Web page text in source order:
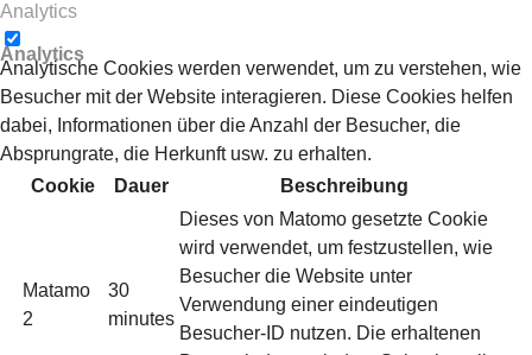
Analytics
Analytics
Analytische Cookies werden verwendet, um zu verstehen, wie
Besucher mit der Website interagieren. Diese Cookies helfen
dabei, Informationen über die Anzahl der Besucher, die
Absprungrate, die Herkunft usw. zu erhalten.
Cookie
Dauer Beschreibung
Matamo
2
30
minutes
Dieses von Matomo gesetzte Cookie
wird verwendet, um festzustellen, wie
Besucher die Website unter
Verwendung einer eindeutigen
Besucher-ID nutzen. Die erhaltenen